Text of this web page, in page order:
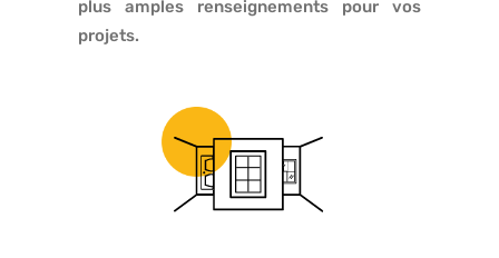
plus amples renseignements pour vos
projets.